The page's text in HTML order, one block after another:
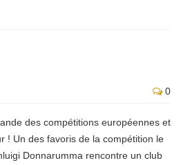
0
des compétitions européennes et
! Un des favoris de la compétition le
Donnarumma rencontre un club